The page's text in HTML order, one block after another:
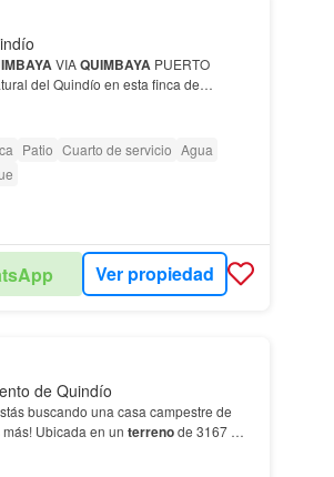
VIAQUIMBAYA PUERTO
Patio Cuarto de servicio Agua
Ver propiedad
de Quindío
Ubicada en un terrenode 3167 M2,
ideal para aque…